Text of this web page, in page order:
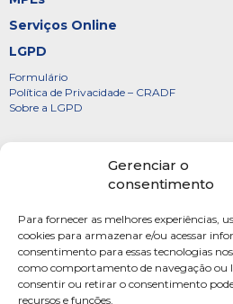
Gerenciar o
consentimento
Para fornecer as melhores experiências,
cookies para armazenar e/ou acessar
consentimento para essas tecnologias
como comportamento de navegação ou
consentir ou retirar o consentimento
recursos e funções.
Serviços Online
LGPD
Formulário
Política de Privacidade – CRADF
Sobre a LGPD
Diretoria
FOTOS
Webmail